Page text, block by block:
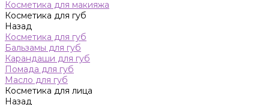
Косметика для макияжа
Косметика для губ
Назад
Косметика для губ
Бальзамы для губ
Карандаши для губ
Помада для губ
Масло для губ
Косметика для лица
Назад